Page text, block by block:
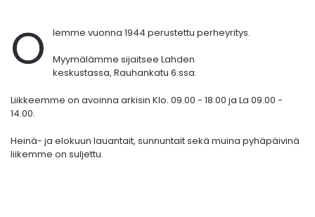
O
lemme vuonna 1944 perustettu perheyritys.
Myymälämme sijaitsee Lahden
keskustassa, Rauhankatu 6:ssa.
Liikkeemme on avoinna arkisin Klo. 09.00 - 18.00 ja La 09.00 -
14.00.
Heinä- ja elokuun lauantait, sunnuntait sekä muina pyhäpäivinä
liikemme on suljettu.